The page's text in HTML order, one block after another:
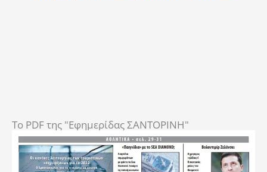
To PDF της "Εφημερίδας ΣΑΝΤΟΡΙΝΗ"